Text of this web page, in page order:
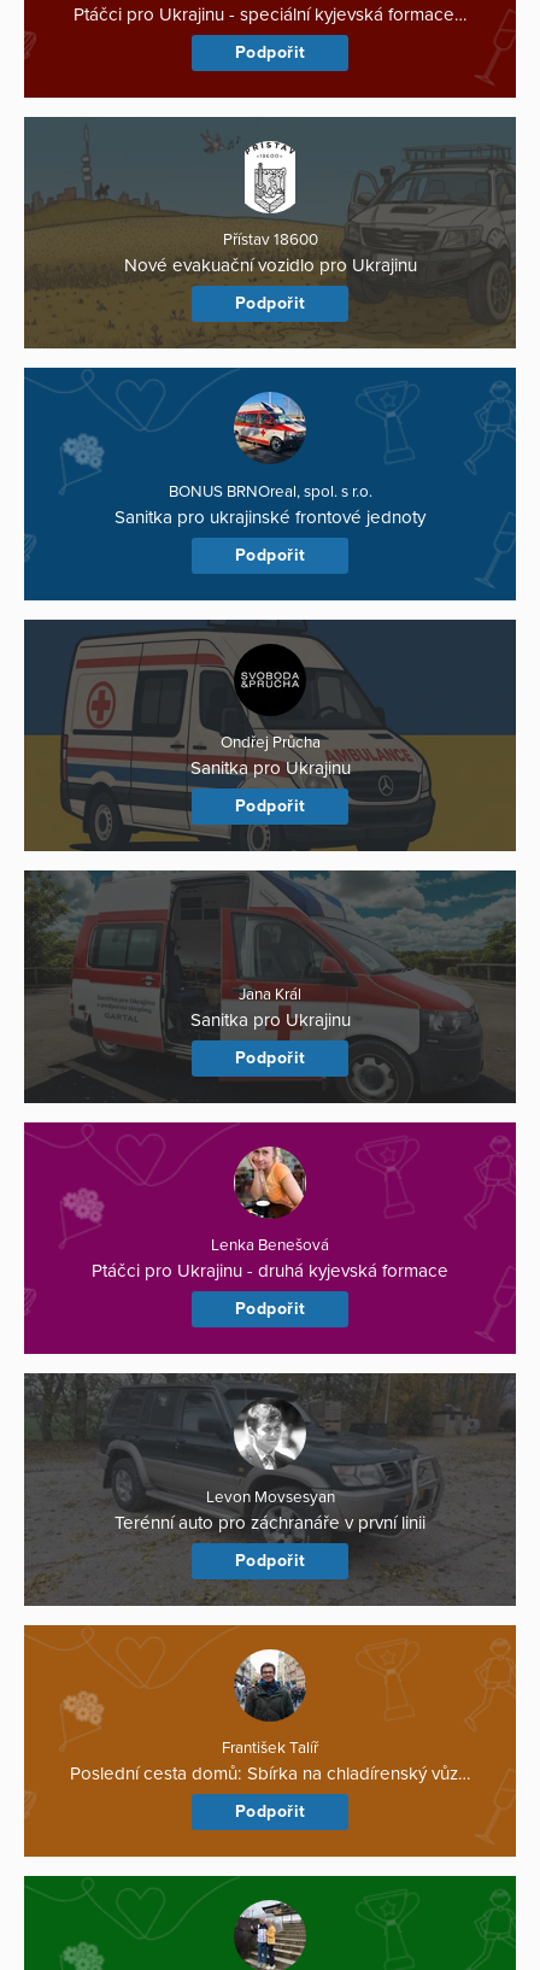
Ptáčci pro Ukrajinu - speciální kyjevská formace…
Podpořit
Přístav 18600
Nové evakuační vozidlo pro Ukrajinu
Podpořit
BONUS BRNOreal, spol. s r.o.
Sanitka pro ukrajinské frontové jednoty
Podpořit
Ondřej Průcha
Sanitka pro Ukrajinu
Podpořit
Jana Král
Sanitka pro Ukrajinu
Podpořit
Lenka Benešová
Ptáčci pro Ukrajinu - druhá kyjevská formace
Podpořit
Levon Movsesyan
Terénní auto pro záchranáře v první linii
Podpořit
František Talíř
Poslední cesta domů: Sbírka na chladírenský vůz…
Podpořit